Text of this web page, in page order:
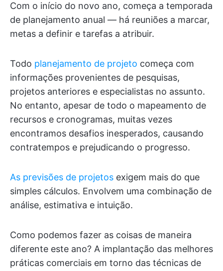
Com o início do novo ano, começa a temporada
de planejamento anual — há reuniões a marcar,
metas a definir e tarefas a atribuir.
Todo planejamento de projeto começa com
informações provenientes de pesquisas,
projetos anteriores e especialistas no assunto.
No entanto, apesar de todo o mapeamento de
recursos e cronogramas, muitas vezes
encontramos desafios inesperados, causando
contratempos e prejudicando o progresso.
As previsões de projetos exigem mais do que
simples cálculos. Envolvem uma combinação de
análise, estimativa e intuição.
Como podemos fazer as coisas de maneira
diferente este ano? A implantação das melhores
práticas comerciais em torno das técnicas de